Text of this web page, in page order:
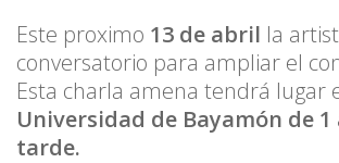
Este proximo 13 de abril la
conversatorio para ampliar el
Esta charla amena tendrá lugar
Universidad de Bayamón de 1
tarde.